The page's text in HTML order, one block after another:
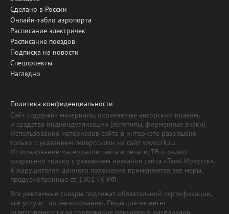
Сделано в России
Онлайн-табло аэропорта
Расписание электричек
Расписание поездов
Подписка на новости
Спецпроекты
Наглядно
Политика конфиденциальности
Сайт содержит материалы, охраняемые авторским правом,
и средства индивидуализации (логотипы, фирменные знаки).
Использование материалов сайта в интернете разрешено
только с указанием гиперссылки на сайт www.irk.ru.
Использование материалов сайта в печати, ТВ и радио
разрешено только с указанием названия сайта «Твой Иркутск».
К нарушителям данного положения применяются все меры,
предусмотренные ст. 1301 ГК РФ.
Все рекламные товары подлежат обязательной сертификации,
все услуги - лицензированию. Редакция не несет
ответственности за содержание рекламных материалов.